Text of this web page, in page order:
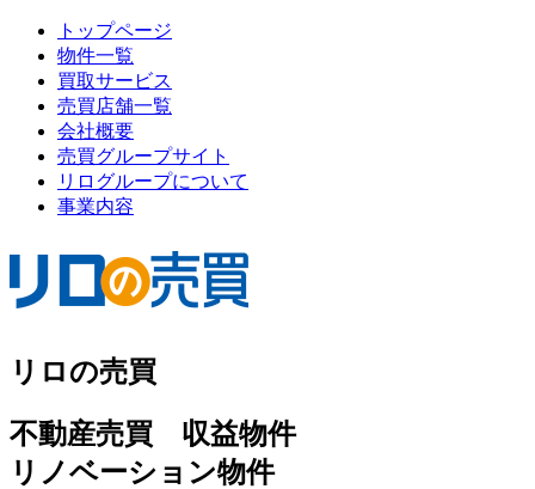
トップページ
物件一覧
買取サービス
売買店舗一覧
会社概要
売買グループサイト
リログループについて
事業内容
リロの売買
不動産売買 収益物件
リノベーション物件